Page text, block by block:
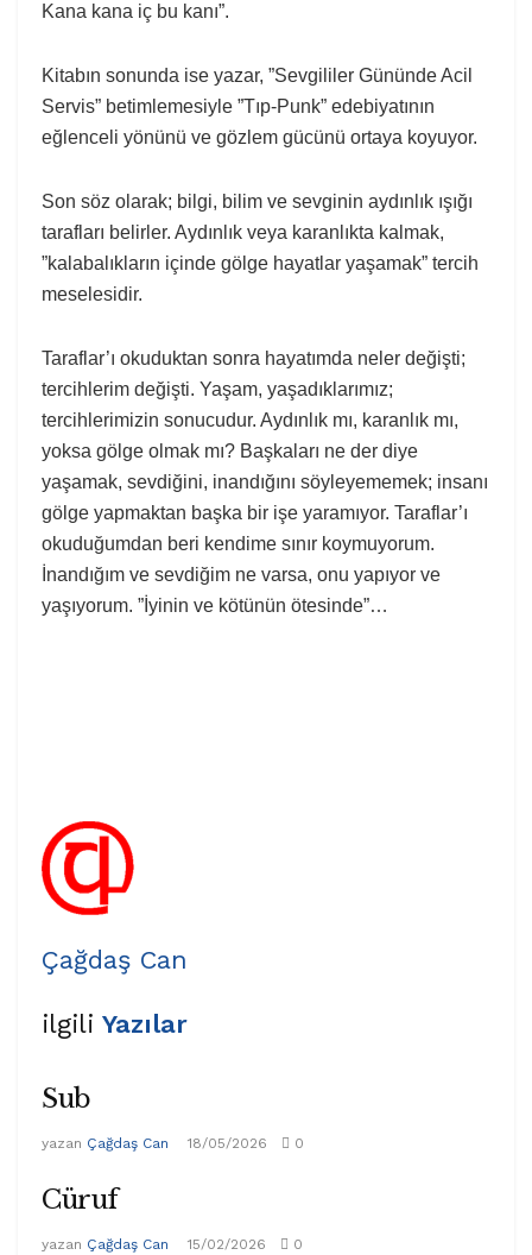
Kana kana iç bu kanı”.
Kitabın sonunda ise yazar, ”Sevgililer Gününde Acil
Servis” betimlemesiyle ”Tıp-Punk” edebiyatının
eğlenceli yönünü ve gözlem gücünü ortaya koyuyor.
Son söz olarak; bilgi, bilim ve sevginin aydınlık ışığı
tarafları belirler. Aydınlık veya karanlıkta kalmak,
”kalabalıkların içinde gölge hayatlar yaşamak” tercih
meselesidir.
Taraflar’ı okuduktan sonra hayatımda neler değişti;
tercihlerim değişti. Yaşam, yaşadıklarımız;
tercihlerimizin sonucudur. Aydınlık mı, karanlık mı,
yoksa gölge olmak mı? Başkaları ne der diye
yaşamak, sevdiğini, inandığını söyleyememek; insanı
gölge yapmaktan başka bir işe yaramıyor. Taraflar’ı
okuduğumdan beri kendime sınır koymuyorum.
İnandığım ve sevdiğim ne varsa, onu yapıyor ve
yaşıyorum. ”İyinin ve kötünün ötesinde”…
Çağdaş Can
ilgili Yazılar
Sub
yazan Çağdaş Can 18/05/2026 0
Cüruf
yazan Çağdaş Can 15/02/2026 0